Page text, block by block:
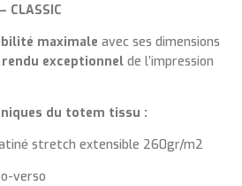
CLASSIC
maximale avec ses dimensions
rendu exceptionnel de l’impression
du totem tissu :
stretch extensible 260gr/m2
verso